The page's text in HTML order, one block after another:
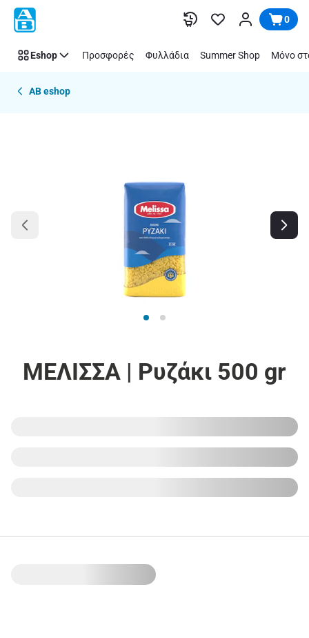
Παράλειψη 0
Eshop Προσφορές Φυλλάδια Summer Shop Μόνο
AB eshop
ΜΕΛΙΣΣΑ | Ρυζάκι 500 gr